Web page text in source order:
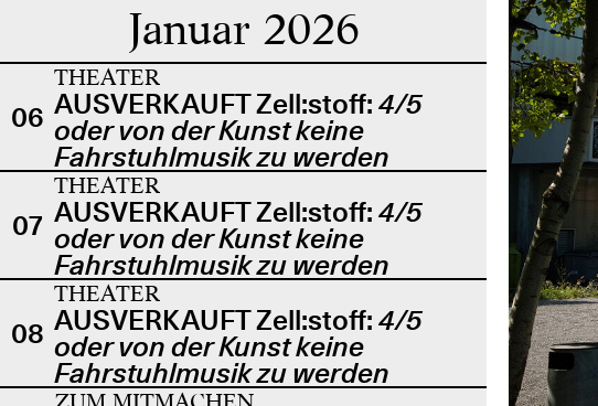
Januar 2026
06
THEATER
AUSVERKAUFT Zell:stoff: 4/5
oder von der Kunst keine
Fahrstuhlmusik zu werden
07
THEATER
AUSVERKAUFT Zell:stoff: 4/5
oder von der Kunst keine
Fahrstuhlmusik zu werden
08
THEATER
AUSVERKAUFT Zell:stoff: 4/5
oder von der Kunst keine
Fahrstuhlmusik zu werden